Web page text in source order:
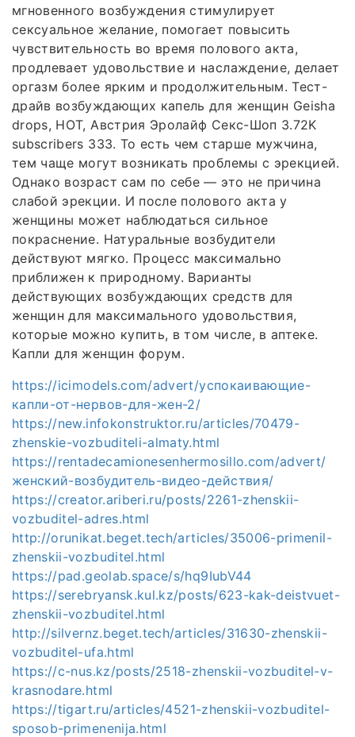
мгновенного возбуждения стимулирует
сексуальное желание, помогает повысить
чувствительность во время полового акта,
продлевает удовольствие и наслаждение, делает
оргазм более ярким и продолжительным. Тест-
драйв возбуждающих капель для женщин Geisha
drops, HOT, Австрия Эролайф Секс-Шоп 3.72K
subscribers 333. То есть чем старше мужчина,
тем чаще могут возникать проблемы с эрекцией.
Однако возраст сам по себе — это не причина
слабой эрекции. И после полового акта у
женщины может наблюдаться сильное
покраснение. Натуральные возбудители
действуют мягко. Процесс максимально
приближен к природному. Варианты
действующих возбуждающих средств для
женщин для максимального удовольствия,
которые можно купить, в том числе, в аптеке.
Капли для женщин форум.
https://icimodels.com/advert/успокаивающие-
капли-от-нервов-для-жен-2/
https://new.infokonstruktor.ru/articles/70479-
zhenskie-vozbuditeli-almaty.html
https://rentadecamionesenhermosillo.com/advert/
женский-возбудитель-видео-действия/
https://creator.ariberi.ru/posts/2261-zhenskii-
vozbuditel-adres.html
http://orunikat.beget.tech/articles/35006-primenil-
zhenskii-vozbuditel.html
https://pad.geolab.space/s/hq9IubV44
https://serebryansk.kul.kz/posts/623-kak-deistvuet-
zhenskii-vozbuditel.html
http://silvernz.beget.tech/articles/31630-zhenskii-
vozbuditel-ufa.html
https://c-nus.kz/posts/2518-zhenskii-vozbuditel-v-
krasnodare.html
https://tigart.ru/articles/4521-zhenskii-vozbuditel-
sposob-primenenija.html